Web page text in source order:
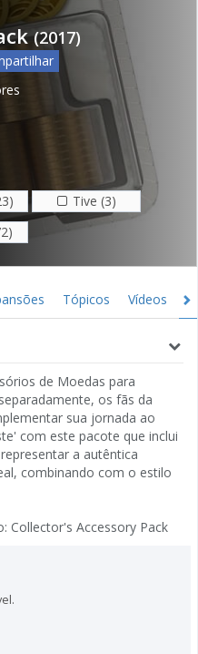
(2017)
Tive (3)
Tópicos Vídeos
de Moedas para
os fãs da
sua jornada ao
com este pacote que inclui
a autêntica
combinando com o estilo
Collector's Accessory Pack